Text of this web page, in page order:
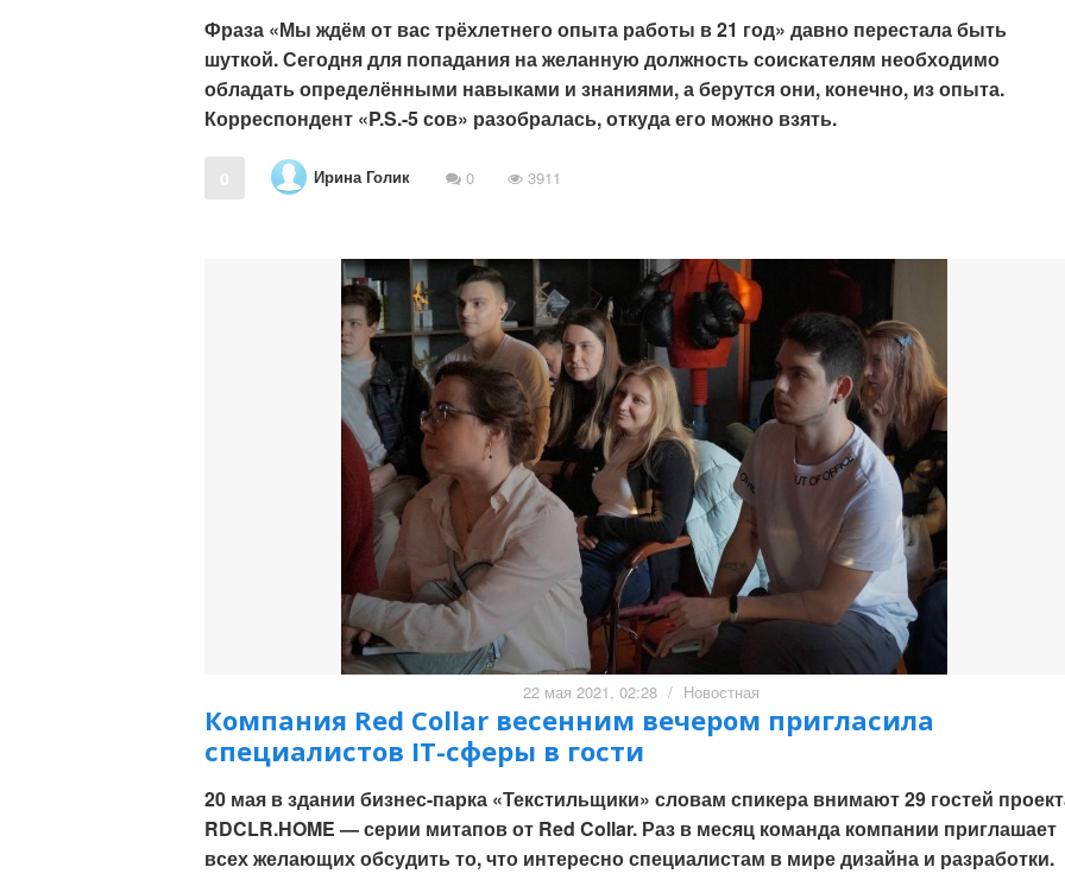
Фраза «Мы ждём от вас трёхлетнего опыта работы в 21 год» давно перестала быть
шуткой. Сегодня для попадания на желанную должность соискателям необходимо
обладать определёнными навыками и знаниями, а берутся они, конечно, из опыта.
Корреспондент «P.S.-5 сов» разобралась, откуда его можно взять.
0 Ирина Голик 0 3911
22 мая 2021, 02:28 / Новостная
Компания Red Collar весенним вечером пригласила
специалистов IT-сферы в гости
20 мая в здании бизнес-парка «Текстильщики» словам спикера внимают 29 гостей
RDCLR.HOME — серии митапов от Red Collar. Раз в месяц команда компании приглашает
всех желающих обсудить то, что интересно специалистам в мире дизайна и разработки.